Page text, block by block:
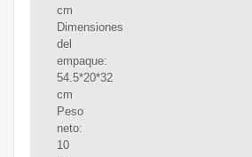
cm
Dimensiones
del
empaque:
54.5*20*32
cm
Peso
neto:
10